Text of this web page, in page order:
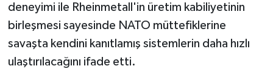
deneyimi ile Rheinmetall'in üretim kabiliyetinin
birleşmesi sayesinde NATO müttefiklerine
savaşta kendini kanıtlamış sistemlerin daha hızlı
ulaştırılacağını ifade etti.